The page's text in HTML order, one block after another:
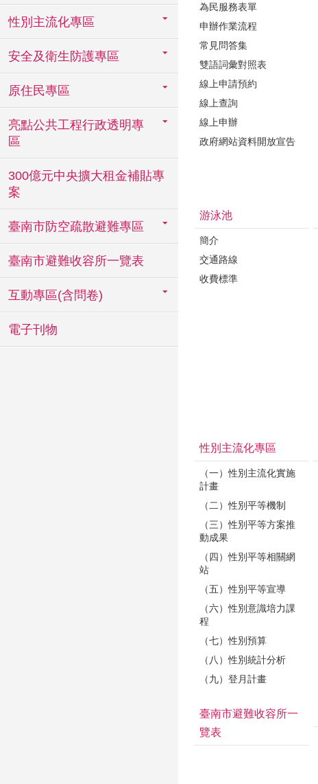
性別主流化專區
安全及衛生防護專區
原住民專區
亮點公共工程行政透明專
區
300億元中央擴大租金補貼專
案
臺南市防空疏散避難專區
臺南市避難收容所一覽表
互動專區(含問卷)
電子刊物
為民服務表單
申辦作業流程
常見問答集
雙語詞彙對照表
線上申請預約
線上查詢
線上申辦
政府網站資料開放宣告
游泳池
簡介
交通路線
收費標準
性別主流化專區
（一）性別主流化實施
計畫
（二）性別平等機制
（三）性別平等方案推
動成果
（四）性別平等相關網
站
（五）性別平等宣導
（六）性別意識培力課
程
（七）性別預算
（八）性別統計分析
（九）登月計畫
臺南市避難收容所一
覽表